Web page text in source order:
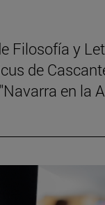
Filosofía y
de
en la